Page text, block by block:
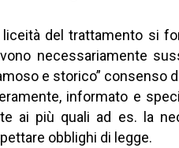
liceità del trattamento si
necessariamente
e storico” consenso
informato e
ai più quali ad es. la
obblighi di legge.